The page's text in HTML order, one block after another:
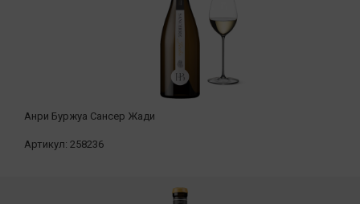
Анри Буржуа Сансер Жади
Артикул: 258236